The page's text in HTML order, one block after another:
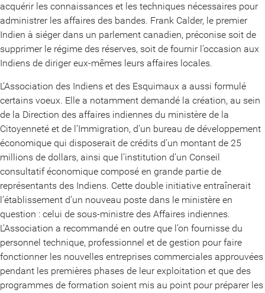
acquérir les connaissances et les techniques nécessaires pour
administrer les affaires des bandes. Frank Calder, le premier
Indien à siéger dans un parlement canadien, préconise soit de
supprimer le régime des réserves, soit de fournir l’occasion aux
Indiens de diriger eux-mêmes leurs affaires locales.
L’Association des Indiens et des Esquimaux a aussi formulé
certains voeux. Elle a notamment demandé la création, au sein
de la Direction des affaires indiennes du ministère de la
Citoyenneté et de l’Immigration, d’un bureau de développement
économique qui disposerait de crédits d’un montant de 25
millions de dollars, ainsi que l’institution d’un Conseil
consultatif économique composé en grande partie de
représentants des Indiens. Cette double initiative entraînerait
l’établissement d’un nouveau poste dans le ministère en
question : celui de sous-ministre des Affaires indiennes.
L’Association a recommandé en outre que l’on fournisse du
personnel technique, professionnel et de gestion pour faire
fonctionner les nouvelles entreprises commerciales approuvées
pendant les premières phases de leur exploitation et que des
programmes de formation soient mis au point pour préparer les